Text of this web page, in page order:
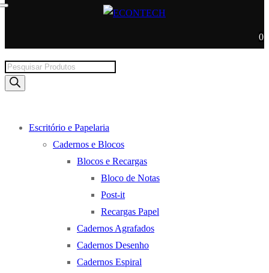
0
Products
search
Escritório e Papelaria
Cadernos e Blocos
Blocos e Recargas
Bloco de Notas
Post-it
Recargas Papel
Cadernos Agrafados
Cadernos Desenho
Cadernos Espiral